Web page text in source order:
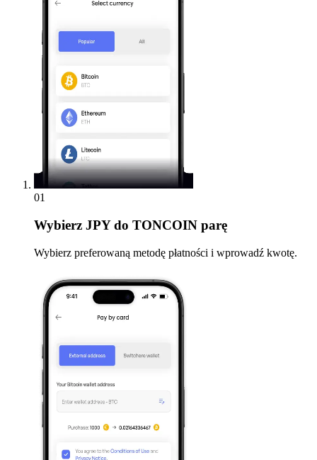
01
Wybierz JPY do TONCOIN parę
Wybierz preferowaną metodę płatności i wprowadź kwotę.